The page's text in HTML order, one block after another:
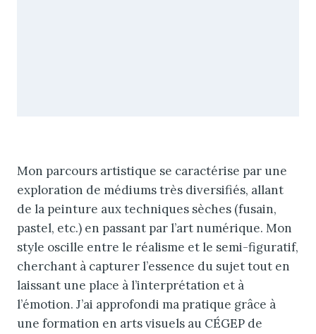
Mon parcours artistique se caractérise par une
exploration de médiums très diversifiés, allant
de la peinture aux techniques sèches (fusain,
pastel, etc.) en passant par l’art numérique. Mon
style oscille entre le réalisme et le semi-figuratif,
cherchant à capturer l’essence du sujet tout en
laissant une place à l’interprétation et à
l’émotion. J’ai approfondi ma pratique grâce à
une formation en arts visuels au CÉGEP de